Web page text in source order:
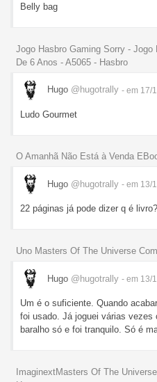
Belly bag
Jogo Hasbro Gaming Sorry -
De 6 Anos - A5065 - Hasbro
Hugo @hugotrally - em 17/
Ludo Gourmet
O Amanhã Não Está à Venda
Hugo @hugotrally - em 13/
22 páginas já pode dizer q é livro?
Uno Masters Of The Universe
Hugo @hugotrally - em 13/
Um é o suficiente. Quando
foi usado. Já joguei várias vezes
baralho só e foi tranquilo. Só é
ImaginextMasters Of The